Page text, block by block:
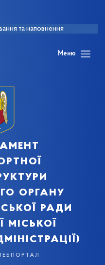
та наповнення
Меню
органу
ради
міської